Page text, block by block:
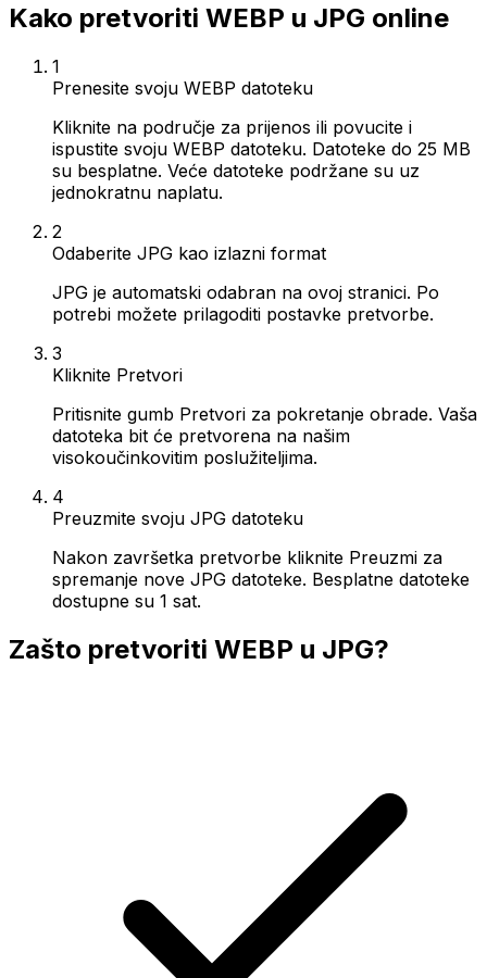
Kako pretvoriti WEBP u JPG online
1
Prenesite svoju WEBP datoteku
Kliknite na područje za prijenos ili povucite i
ispustite svoju WEBP datoteku. Datoteke do 25 MB
su besplatne. Veće datoteke podržane su uz
jednokratnu naplatu.
2
Odaberite JPG kao izlazni format
JPG je automatski odabran na ovoj stranici. Po
potrebi možete prilagoditi postavke pretvorbe.
3
Kliknite Pretvori
Pritisnite gumb Pretvori za pokretanje obrade. Vaša
datoteka bit će pretvorena na našim
visokoučinkovitim poslužiteljima.
4
Preuzmite svoju JPG datoteku
Nakon završetka pretvorbe kliknite Preuzmi za
spremanje nove JPG datoteke. Besplatne datoteke
dostupne su 1 sat.
Zašto pretvoriti WEBP u JPG?